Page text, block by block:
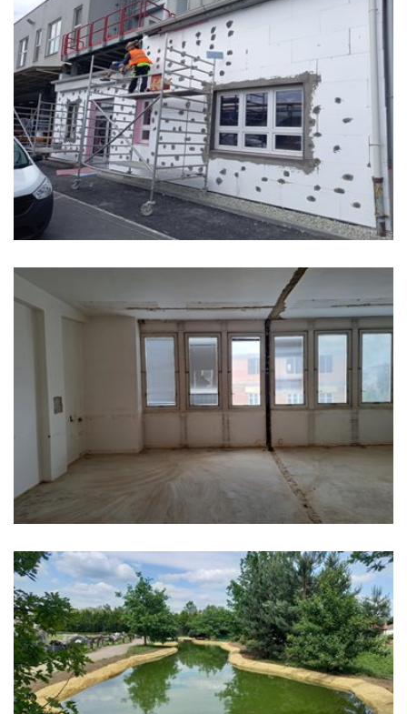
HALEX-KYJOV
RC-CENTRAL-BYTY
ZOO-VODNÍ-DRŮBEŽ